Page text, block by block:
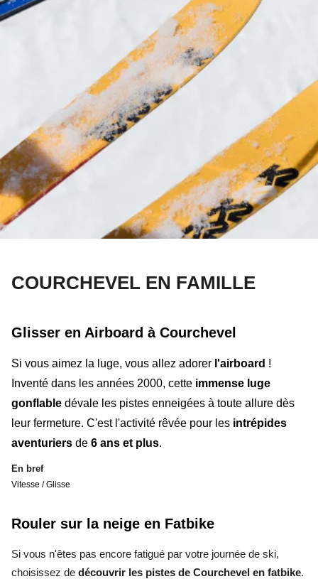
COURCHEVEL EN FAMILLE
Glisser en Airboard à Courchevel
Si vous aimez la luge, vous allez adorer l'airboard !
Inventé dans les années 2000, cette immense luge
gonflable dévale les pistes enneigées à toute allure dès
leur fermeture. C'est l'activité rêvée pour les intrépides
aventuriers de 6 ans et plus.
En bref
Vitesse / Glisse
Rouler sur la neige en Fatbike
Si vous n'êtes pas encore fatigué par votre journée de ski,
choisissez de découvrir les pistes de Courchevel en fatbike.